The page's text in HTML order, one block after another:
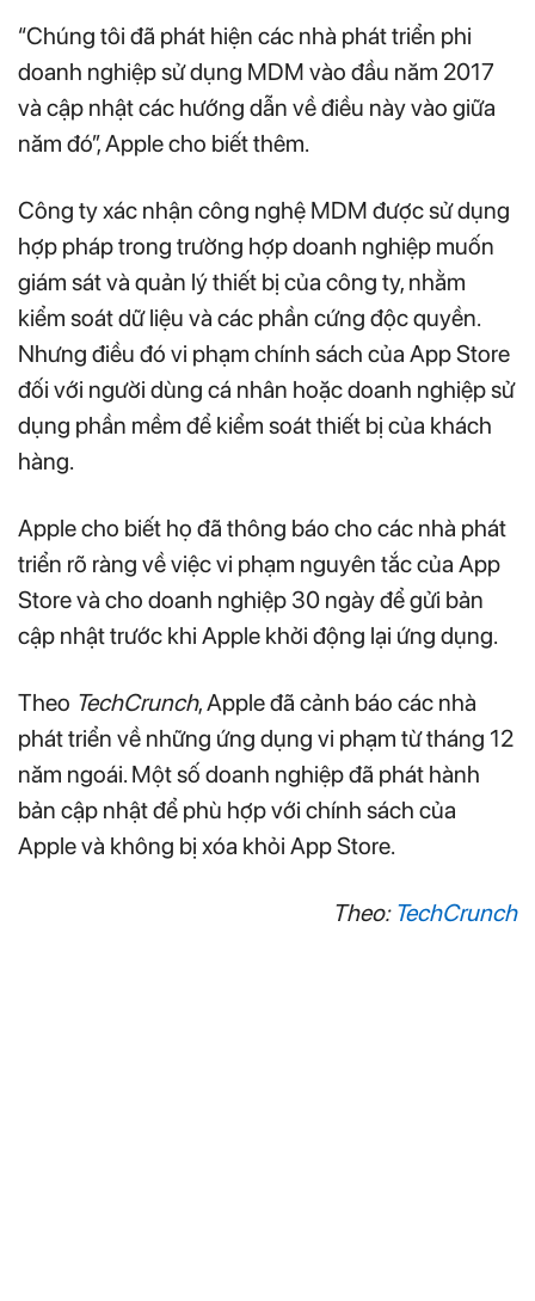
“Chúng tôi đã phát hiện các nhà phát triển phi
doanh nghiệp sử dụng MDM vào đầu năm 2017
và cập nhật các hướng dẫn về điều này vào giữa
năm đó”, Apple cho biết thêm.
Công ty xác nhận công nghệ MDM được sử dụng
hợp pháp trong trường hợp doanh nghiệp muốn
giám sát và quản lý thiết bị của công ty, nhằm
kiểm soát dữ liệu và các phần cứng độc quyền.
Nhưng điều đó vi phạm chính sách của App Store
đối với người dùng cá nhân hoặc doanh nghiệp sử
dụng phần mềm để kiểm soát thiết bị của khách
hàng.
Apple cho biết họ đã thông báo cho các nhà phát
triển rõ ràng về việc vi phạm nguyên tắc của App
Store và cho doanh nghiệp 30 ngày để gửi bản
cập nhật trước khi Apple khởi động lại ứng dụng.
Theo TechCrunch, Apple đã cảnh báo các nhà
phát triển về những ứng dụng vi phạm từ tháng 12
năm ngoái. Một số doanh nghiệp đã phát hành
bản cập nhật để phù hợp với chính sách của
Apple và không bị xóa khỏi App Store.
Theo: TechCrunch